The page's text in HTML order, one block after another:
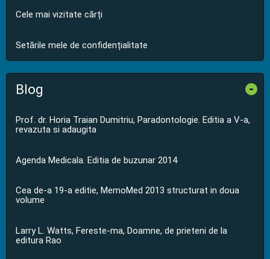
Cele mai vizitate cărți
Setările mele de confidențialitate
Blog -
Prof. dr. Horia Traian Dumitriu, Paradontologie. Editia a V-a,
revazuta si adaugita
Agenda Medicala. Editia de buzunar 2014
Cea de-a 19-a editie, MemoMed 2013 structurat in doua
volume
Larry L. Watts, Fereste-ma, Doamne, de prieteni de la
editura Rao